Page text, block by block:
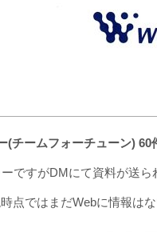
(チームフォーチューン) 60
ですがDMにて資料が送ら
点ではまだWebに情報は